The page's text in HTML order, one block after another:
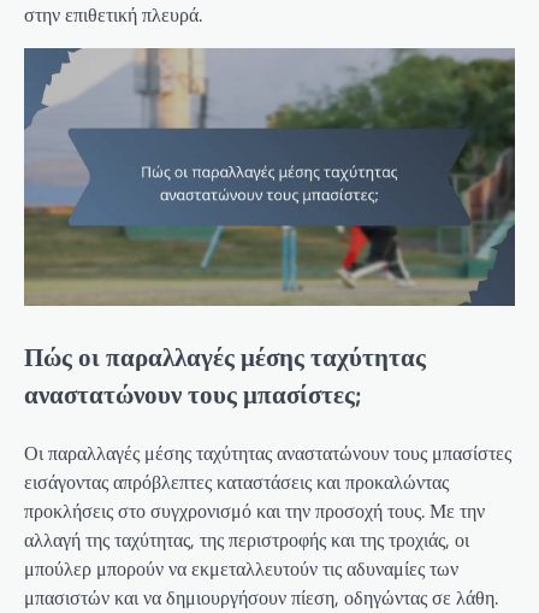
στην επιθετική πλευρά.
Πώς οι παραλλαγές μέσης ταχύτητας
αναστατώνουν τους μπασίστες;
Οι παραλλαγές μέσης ταχύτητας αναστατώνουν τους μπασίστες
εισάγοντας απρόβλεπτες καταστάσεις και προκαλώντας
προκλήσεις στο συγχρονισμό και την προσοχή τους. Με την
αλλαγή της ταχύτητας, της περιστροφής και της τροχιάς, οι
μπούλερ μπορούν να εκμεταλλευτούν τις αδυναμίες των
μπασιστών και να δημιουργήσουν πίεση, οδηγώντας σε λάθη.